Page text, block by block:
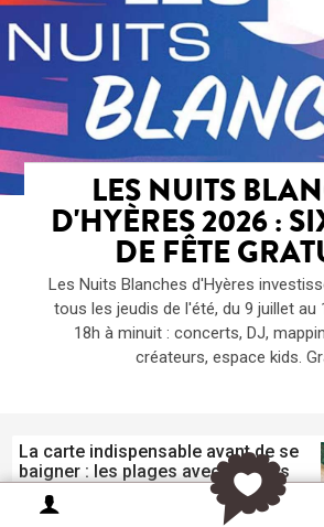
LES NUITS
D'HYÈRES 2026 :
DE FÊTE
Les Nuits Blanches d'Hyères
tous les jeudis de l'été, du 9 juillet au
18h à minuit : concerts, DJ,
créateurs, espace kids.
La carte indispensable avant de se
baigner : les plages avec ou sans
méduses dans le Sud-Est